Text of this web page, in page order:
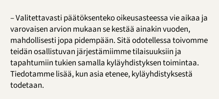
– Valitettavasti päätöksenteko oikeusasteessa vie aikaa ja
varovaisen arvion mukaan se kestää ainakin vuoden,
mahdollisesti jopa pidempään. Sitä odotellessa toivomme
teidän osallistuvan järjestämiimme tilaisuuksiin ja
tapahtumiin tukien samalla kyläyhdistyksen toimintaa.
Tiedotamme lisää, kun asia etenee, kyläyhdistyksestä
todetaan.